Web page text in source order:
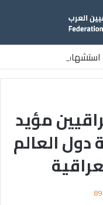
استشهاد
وسط قطاع غزة
مؤيد
دول العالم